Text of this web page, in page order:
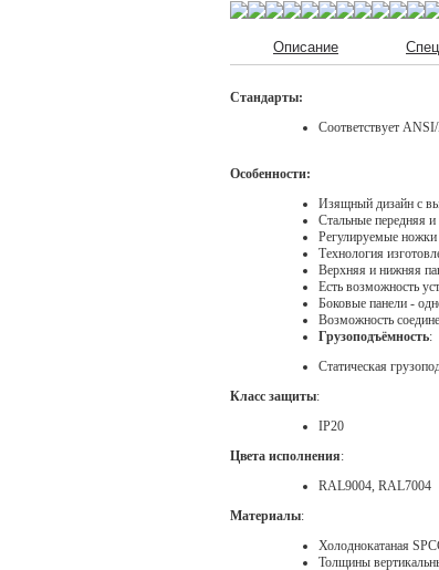
Описание
Стандарты:
Соответствует
Особенности:
Изящный дизайн с
Стальные передняя
Регулируемые
Технология
Верхняя и нижняя
Есть возможность
Боковые панели -
Возможность
Грузоподъёмность:
Статическая
Класс защиты:
IP20
Цвета исполнения:
RAL9004, RAL7004
Материалы:
Холоднокатаная
Толщины